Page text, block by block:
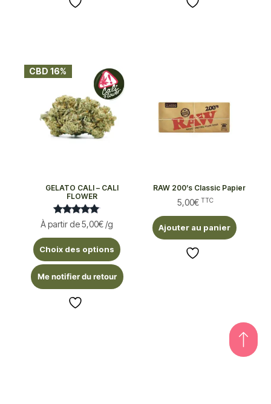
CBD 16%
GELATO CALI – CALI
FLOWER
Note
5.00
sur 5
À partir de5,00€ /g
Choix des options
Me notifier du retour
RAW 200’s Classic Papier
5,00€ TTC
Ajouter au panier